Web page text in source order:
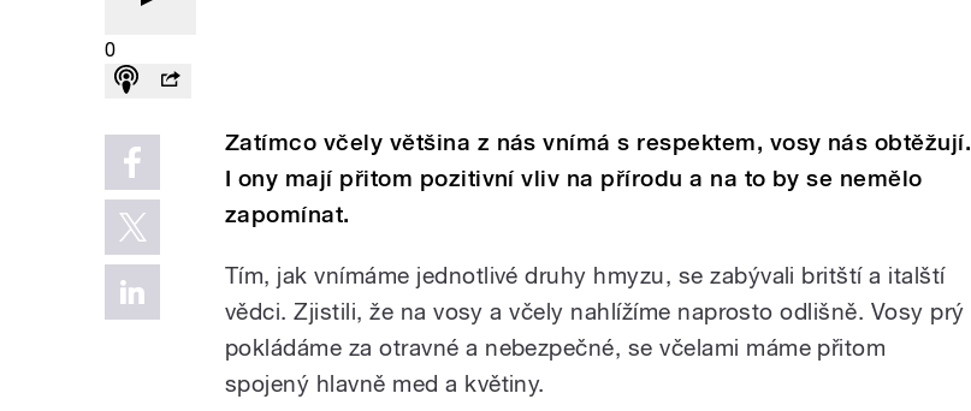
0
Zatímco včely většina z nás vnímá s respektem, vosy nás obtěžují.
I ony mají přitom pozitivní vliv na přírodu a na to by se nemělo
zapomínat.
Tím, jak vnímáme jednotlivé druhy hmyzu, se zabývali britští a italští
vědci. Zjistili, že na vosy a včely nahlížíme naprosto odlišně. Vosy prý
pokládáme za otravné a nebezpečné, se včelami máme přitom
spojený hlavně med a květiny.